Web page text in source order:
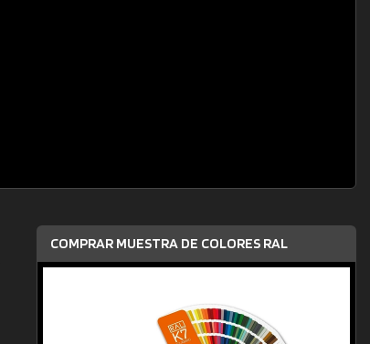
COMPRAR MUESTRA DE COLORES RAL